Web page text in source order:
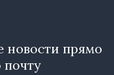
новости прямо